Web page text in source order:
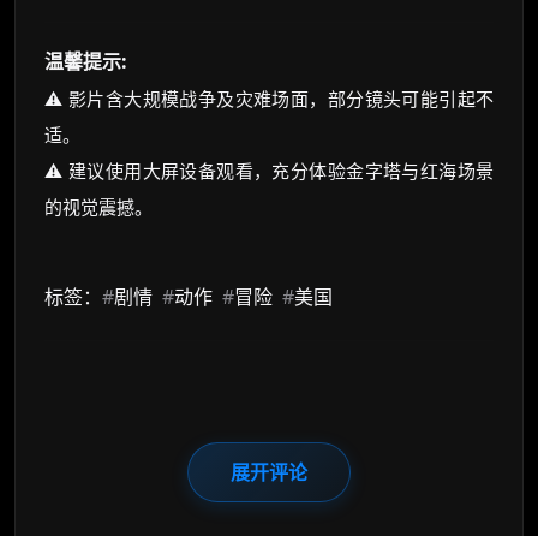
温馨提示:
⚠️ 影片含大规模战争及灾难场面，部分镜头可能引起不
适。
⚠️ 建议使用大屏设备观看，充分体验金字塔与红海场景
的视觉震撼。
标签： #剧情 #动作 #冒险 #美国
展开评论